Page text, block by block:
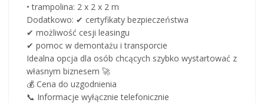
• trampolina: 2 x 2 x 2 m
Dodatkowo: ✔ certyfikaty bezpieczeństwa
✔ możliwość cesji leasingu
✔ pomoc w demontażu i transporcie
Idealna opcja dla osób chcących szybko wystartować z
własnym biznesem 🚀
💰 Cena do uzgodnienia
📞 Informacje wyłącznie telefonicznie